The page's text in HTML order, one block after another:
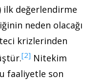
ilk değerlendirme
neden olacağı
krizlerinden
[2] Nitekim
faaliyetle son